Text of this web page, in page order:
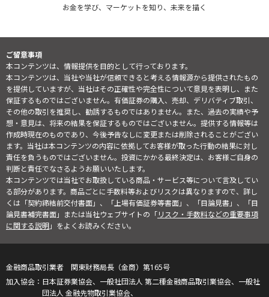
お金を学び、マーケットを知り、未来を描く
ご留意事項
本コンテンツは、情報提供を目的として行っております。
本コンテンツは、当社や当社が信頼できると考える情報源から提供されたもの
を提供していますが、当社はその正確性や完全性について意見を表明し、また
保証するものではございません。有価証券の購入、売却、デリバティブ取引、
その他の取引を推奨し、勧誘するものではありません。また、過去の実績や予
想・意見は、将来の結果を保証するものではございません。提供する情報等は
作成時現在のものであり、今後予告なしに変更または削除されることがござい
ます。当社は本コンテンツの内容に依拠してお客様が取った行動の結果に対し
責任を負うものではございません。投資にかかる最終決定は、お客様ご自身の
判断と責任でなさるようお願いいたします。
本コンテンツでは当社でお取扱している商品・サービス等について言及してい
る部分があります。商品ごとに手数料等およびリスクは異なりますので、詳し
くは「契約締結前交付書面」、「上場有価証券等書面」、「目論見書」、「目
論見書補完書面」または当社ウェブサイトの「リスク・手数料などの重要事項
に関する説明」をよくお読みください。
金融商品取引業者 関東財務局長（金商）第165号
日本証券業協会、一般社団法人 第二種金融商品取引業協会、一般社
団法人 金融先物取引業協会、